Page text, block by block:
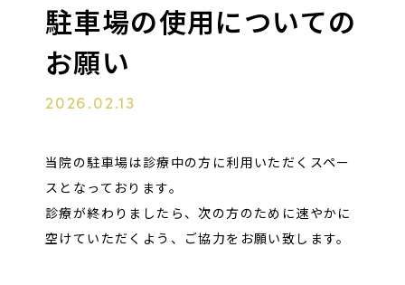
駐車場の使用についての
お願い
2026.02.13
当院の駐車場は診療中の方に利用いただくスペー
スとなっております。
診療が終わりましたら、次の方のために速やかに
空けていただくよう、ご協力をお願い致します。